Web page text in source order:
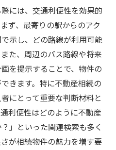
には、交通利便性を効果的
ず、最寄りの駅からのアク
示し、どの路線が利用可能
た、周辺のバス路線や将来
を提示することで、物件の
きます。特に不動産相続の
にとって重要な判断材料と
利便性はどのように不動産
」といった関連検索も多く
が相続物件の魅力を増す要